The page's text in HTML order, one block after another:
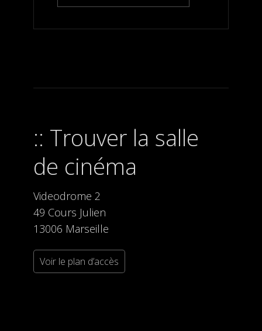
Trouver la salle
de cinéma
Videodrome 2
49 Cours Julien
13006 Marseille
Voir le plan d’accès